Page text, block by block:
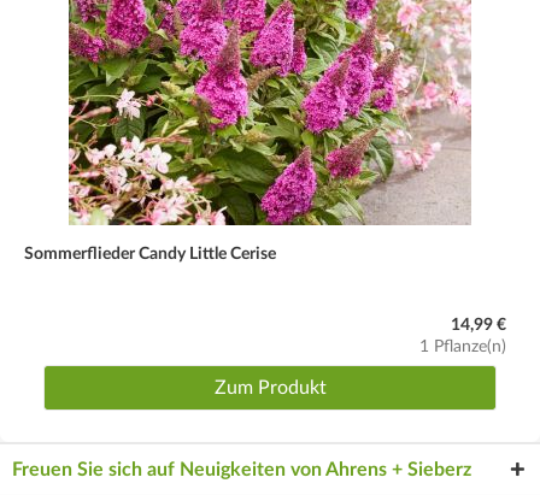
Sommerflieder Candy Little Cerise
14,99 €
1 Pflanze(n)
Zum Produkt
Freuen Sie sich auf Neuigkeiten von Ahrens + Sieberz